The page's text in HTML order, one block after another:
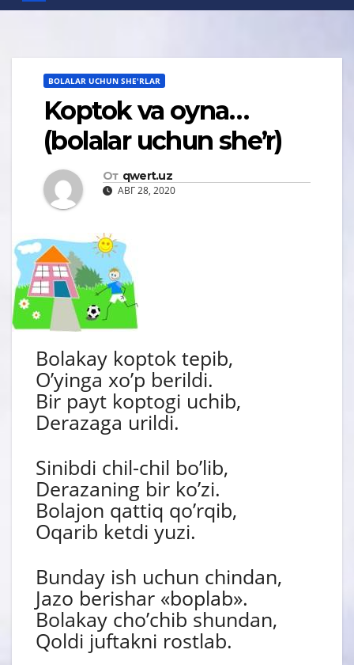
BOLALAR UCHUN SHE'RLAR
Koptok va oyna…
(bolalar uchun sheʼr)
От qwert.uz
АВГ 28, 2020
Bolakay koptok tepib,
Oʼyinga xoʼp berildi.
Bir payt koptogi uchib,
Derazaga urildi.
Sinibdi chil-chil boʼlib,
Derazaning bir koʼzi.
Bolajon qattiq qoʼrqib,
Oqarib ketdi yuzi.
Bunday ish uchun chindan,
Jazo berishar «boplab».
Bolakay choʼchib shundan,
Qoldi juftakni rostlab.